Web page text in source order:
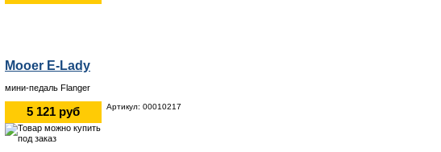
Mooer E-Lady
мини-педаль Flanger
5 121 руб Артикул: 00010217